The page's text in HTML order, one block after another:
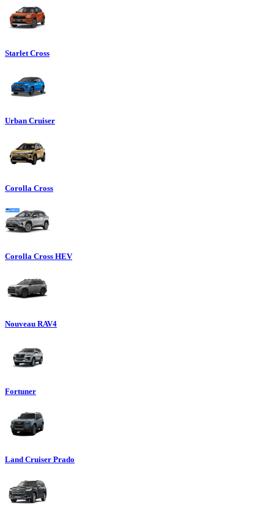
Starlet Cross
Urban Cruiser
Corolla Cross
Corolla Cross HEV
Nouveau RAV4
Fortuner
Land Cruiser Prado